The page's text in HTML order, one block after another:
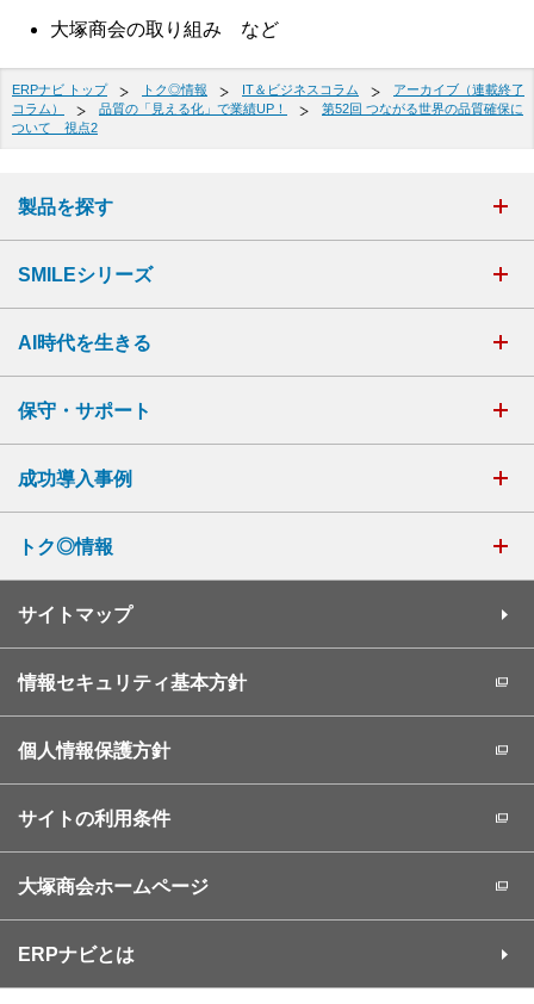
大塚商会の取り組み など
ERPナビ トップ トク◎情報 IT＆ビジネスコラム
アーカイブ（連載終了
コラム）
品質の「見える化」で業績UP！
第52回 つながる世界の品質確保に
ついて 視点2
製品を探す
SMILEシリーズ
AI時代を生きる
保守・サポート
成功導入事例
トク◎情報
サイトマップ
情報セキュリティ基本方針
個人情報保護方針
サイトの利用条件
大塚商会ホームページ
ERPナビとは